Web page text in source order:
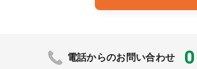
電話からのお問い合わせ